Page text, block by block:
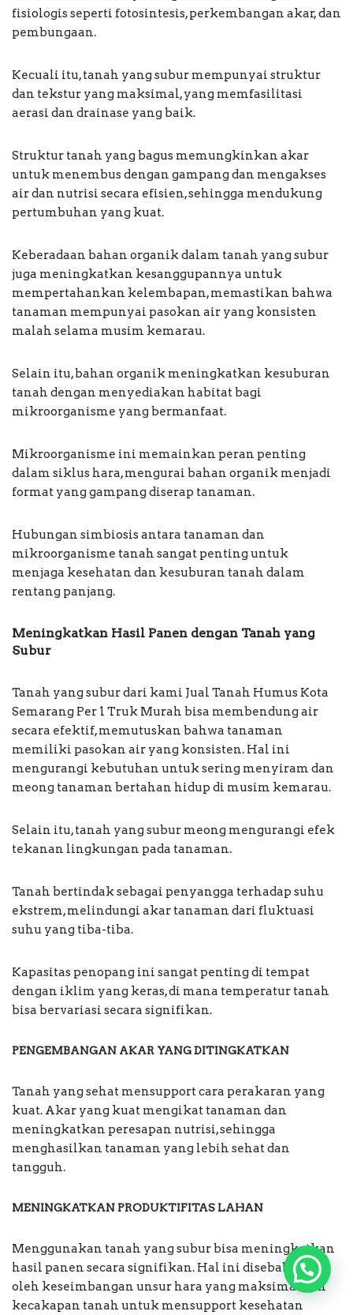
fisiologis seperti fotosintesis, perkembangan akar, dan
pembungaan.
Kecuali itu, tanah yang subur mempunyai struktur
dan tekstur yang maksimal, yang memfasilitasi
aerasi dan drainase yang baik.
Struktur tanah yang bagus memungkinkan akar
untuk menembus dengan gampang dan mengakses
air dan nutrisi secara efisien, sehingga mendukung
pertumbuhan yang kuat.
Keberadaan bahan organik dalam tanah yang subur
juga meningkatkan kesanggupannya untuk
mempertahankan kelembapan, memastikan bahwa
tanaman mempunyai pasokan air yang konsisten
malah selama musim kemarau.
Selain itu, bahan organik meningkatkan kesuburan
tanah dengan menyediakan habitat bagi
mikroorganisme yang bermanfaat.
Mikroorganisme ini memainkan peran penting
dalam siklus hara, mengurai bahan organik menjadi
format yang gampang diserap tanaman.
Hubungan simbiosis antara tanaman dan
mikroorganisme tanah sangat penting untuk
menjaga kesehatan dan kesuburan tanah dalam
rentang panjang.
Meningkatkan Hasil Panen dengan Tanah yang
Subur
Tanah yang subur dari kami Jual Tanah Humus Kota
Semarang Per 1 Truk Murah bisa membendung air
secara efektif, memutuskan bahwa tanaman
memiliki pasokan air yang konsisten. Hal ini
mengurangi kebutuhan untuk sering menyiram dan
meong tanaman bertahan hidup di musim kemarau.
Selain itu, tanah yang subur meong mengurangi efek
tekanan lingkungan pada tanaman.
Tanah bertindak sebagai penyangga terhadap suhu
ekstrem, melindungi akar tanaman dari fluktuasi
suhu yang tiba-tiba.
Kapasitas penopang ini sangat penting di tempat
dengan iklim yang keras, di mana temperatur tanah
bisa bervariasi secara signifikan.
PENGEMBANGAN AKAR YANG DITINGKATKAN
Tanah yang sehat mensupport cara perakaran yang
kuat. Akar yang kuat mengikat tanaman dan
meningkatkan peresapan nutrisi, sehingga
menghasilkan tanaman yang lebih sehat dan
tangguh.
MENINGKATKAN PRODUKTIFITAS LAHAN
Menggunakan tanah yang subur bisa meningkatkan
hasil panen secara signifikan. Hal ini disebabkan
oleh keseimbangan unsur hara yang maksimal dan
kecakapan tanah untuk mensupport kesehatan